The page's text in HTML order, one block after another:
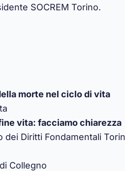
SOCREM Torino.
morte nel ciclo di vita
vita: facciamo chiarezza
Diritti Fondamentali
Collegno